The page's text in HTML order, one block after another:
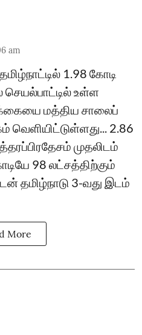
am
1.98 கோடி
உள்ள
மத்திய சாலைப்
2.86
முதலிடம்
98 லட்சத்திற்கும்
தமிழ்நாடு 3-வது இடம்
More